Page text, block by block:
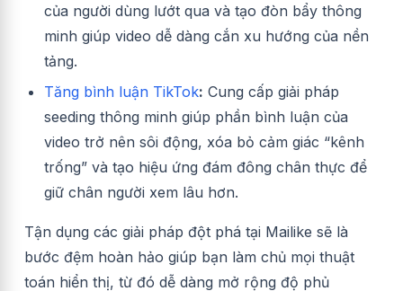
của người dùng lướt qua và tạo đòn bẩy thông
minh giúp video dễ dàng cắn xu hướng của nền
tảng.
Tăng bình luận TikTok: Cung cấp giải pháp
seeding thông minh giúp phần bình luận của
video trở nên sôi động, xóa bỏ cảm giác “kênh
trống” và tạo hiệu ứng đám đông chân thực để
giữ chân người xem lâu hơn.
Tận dụng các giải pháp đột phá tại Mailike sẽ là
bước đệm hoàn hảo giúp bạn làm chủ mọi thuật
toán hiển thị, từ đó dễ dàng mở rộng độ phủ